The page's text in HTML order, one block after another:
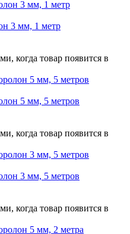
3 мм, 1 метр
когда товар появится в
5 мм, 5 метров
когда товар появится в
3 мм, 5 метров
когда товар появится в